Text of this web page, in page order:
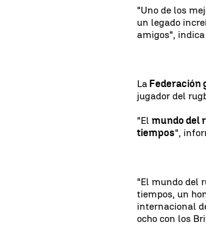
"Uno de los
un legado
amigos",
La Federación
jugador del
"Elmundo del
tiempos",
"El mundo del
tiempos, un
internacional
ocho con los